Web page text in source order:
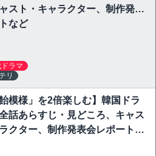
スト・キャラクター、制作発表
など
ラマ
リ
飴模様」を2倍楽しむ】韓国ドラ
話あらすじ・見どころ、キャス
クター、制作発表会レポートな